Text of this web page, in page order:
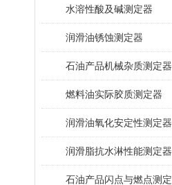
水溶性酸及碱测定器
润滑油锈蚀测定器
石油产品机械杂质测定器
燃料油实际胶质测定器
润滑油氧化安定性测定器
润滑脂抗水淋性能测定器